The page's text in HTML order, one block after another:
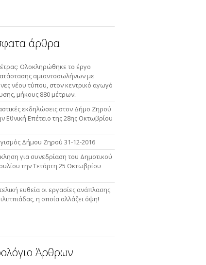
άρθρα
Ολοκληρώθηκε το έργο
αμιαντοσωλήνων με
νέου τύπου, στον κεντρικό αγωγό
μήκους 880 μέτρων.
εκδηλώσεις στον Δήμο Ζηρού
Εθνική Επέτειο της 28ης Οκτωβρίου
Δήμου Ζηρού 31-12-2016
για συνεδρίαση του Δημοτικού
την Τετάρτη 25 Οκτωβρίου
ευθεία οι εργασίες ανάπλασης
η οποία αλλάζει όψη!
Άρθρων